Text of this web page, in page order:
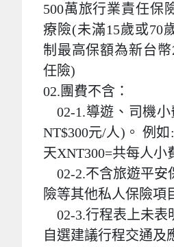
500萬旅行業責任保
療險(未滿15歲或70
制最高保額為新台
任險)
02.團費不含：
02-1.導遊、司機小
NT$300元/人)。 例
天XNT300=共每人小
02-2.不含旅遊平安
險等其他私人保險項
02-3.行程表上未表
自選建議行程交通及